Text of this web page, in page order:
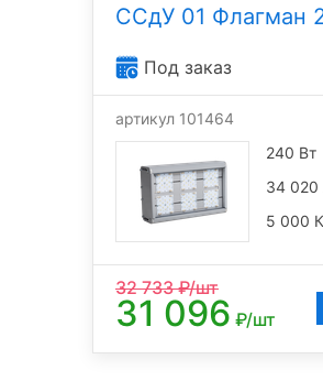
ССдУ 01 Флагман
Под заказ
артикул 101464
240 Вт
34 020
5 000 К
32 733₽/шт
31 096 ₽/шт